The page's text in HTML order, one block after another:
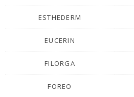
ESTHEDERM
EUCERIN
FILORGA
FOREO